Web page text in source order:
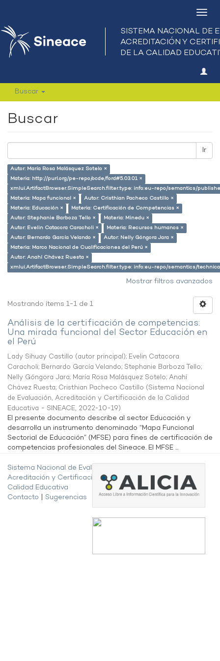
Buscar
Buscar
Ir
Autor: María Rosa Malásquez Sotelo ×
Materia: http://purl.org/pe-repo/ocde/ford#5.03.01 ×
xmlui.ArtifactBrowser.SimpleSearch.filter.type: info:eu-repo/semantics/
Materia: Mapa funcional ×
Autor: Cristhian Pacheco Castillo ×
Materia: Educación ×
Materia: Certificación de Competencias ×
Autor: Stephanie Barboza Tello ×
Materia: Minedu ×
Autor: Evelin Catacora Caracholi ×
Materia: Recursos humanos ×
Autor: Bernardo García Velando ×
Autor: Nelly Góngora Jara ×
Materia: Marco Nacional de Cualificaciones del Perú ×
Autor: Anahí Chávez Ruesta ×
xmlui.ArtifactBrowser.SimpleSearch.filter.type: info:eu-repo/semantics/
Mostrar filtros avanzados
Mostrando ítems 1-1 de 1
Análisis de la certificación de competencias:
Una mirada funcional del Sector Educación en
el Perú
Lady Sihuay Castillo (autor principal); Evelin Catacora
Caracholi; Bernardo García Velando; Stephanie Barboza Tello;
Nelly Góngora Jara; María Rosa Malásquez Sotelo; Anahí
Chávez Ruesta; Cristhian Pacheco Castillo (Sistema Nacional
de Evaluación, Acreditación y Certificación de la Calidad
Educativa - SINEACE, 2022-10-19)
El presente documento describe al sector Educación y
desarrolla un instrumento denominado “Mapa Funcional
Sectorial de Educación” (MFSE) para fines de certificación de
competencias profesionales del Sineace. El MFSE ...
Sistema Nacional de Evaluación,
Acreditación y Certificación de la
Calidad Educativa
Contacto
Sugerencias